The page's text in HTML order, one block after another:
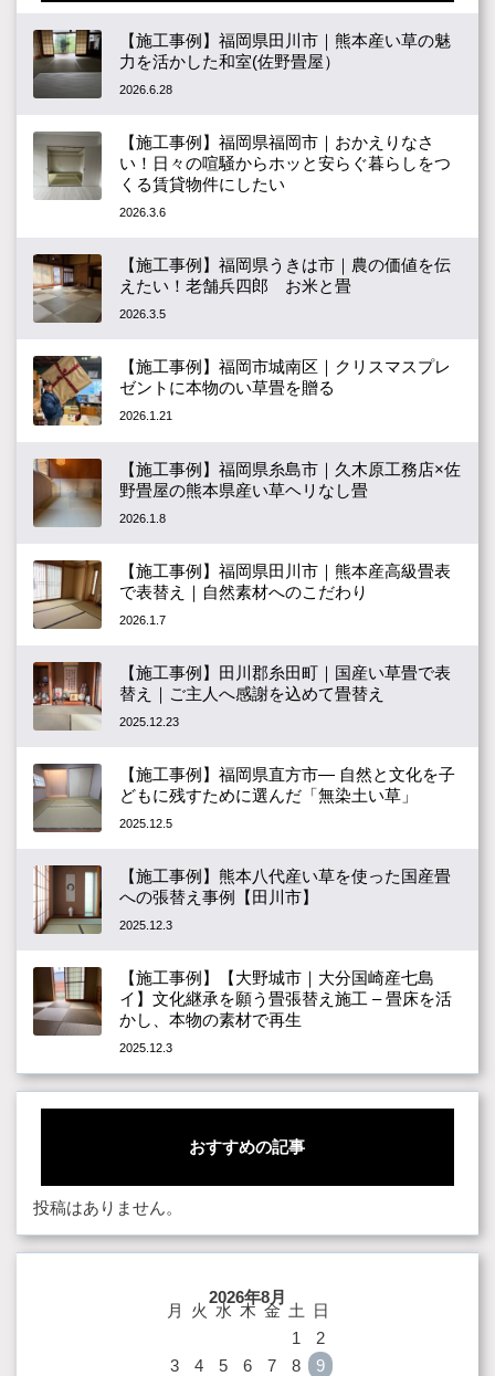
【施工事例】福岡県田川市｜熊本産い草の魅
力を活かした和室(佐野畳屋）
2026.6.28
【施工事例】福岡県福岡市｜おかえりなさ
い！日々の喧騒からホッと安らぐ暮らしをつ
くる賃貸物件にしたい
2026.3.6
【施工事例】福岡県うきは市｜農の価値を伝
えたい！老舗兵四郎 お米と畳
2026.3.5
【施工事例】福岡市城南区｜クリスマスプレ
ゼントに本物のい草畳を贈る
2026.1.21
【施工事例】福岡県糸島市｜久木原工務店×佐
野畳屋の熊本県産い草ヘリなし畳
2026.1.8
【施工事例】福岡県田川市｜熊本産高級畳表
で表替え｜自然素材へのこだわり
2026.1.7
【施工事例】田川郡糸田町｜国産い草畳で表
替え｜ご主人へ感謝を込めて畳替え
2025.12.23
【施工事例】福岡県直方市― 自然と文化を子
どもに残すために選んだ「無染土い草」
2025.12.5
【施工事例】熊本八代産い草を使った国産畳
への張替え事例【田川市】
2025.12.3
【施工事例】【大野城市｜大分国崎産七島
イ】文化継承を願う畳張替え施工 – 畳床を活
かし、本物の素材で再生
2025.12.3
おすすめの記事
投稿はありません。
2026年8月
月 火 水 木 金 土
日
1
2
3
4 5 6 7 8
9